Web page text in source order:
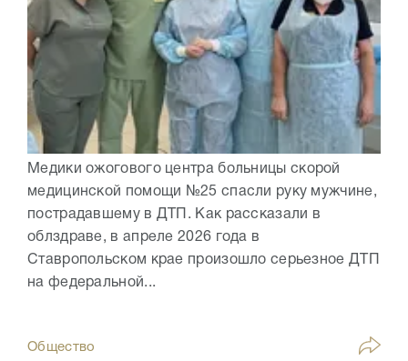
Медики ожогового центра больницы скорой
медицинской помощи №25 спасли руку мужчине,
пострадавшему в ДТП. Как рассказали в
облздраве, в апреле 2026 года в
Ставропольском крае произошло серьезное ДТП
на федеральной...
Общество